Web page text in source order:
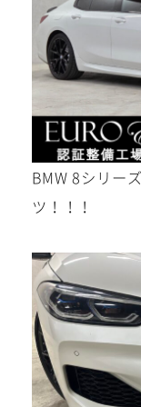
BMW 8シリー
ツ！！！